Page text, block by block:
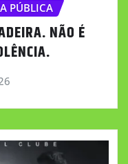
PÚBLICA
NÃO É